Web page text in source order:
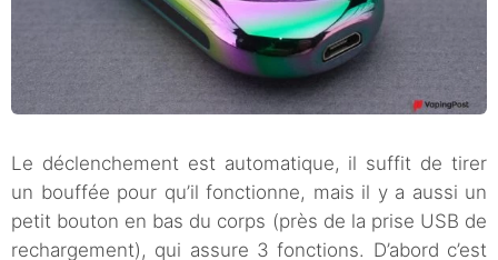
Le déclenchement est automatique, il suffit de tirer
un bouffée pour qu’il fonctionne, mais il y a aussi un
petit bouton en bas du corps (près de la prise USB de
rechargement), qui assure 3 fonctions. D’abord c’est